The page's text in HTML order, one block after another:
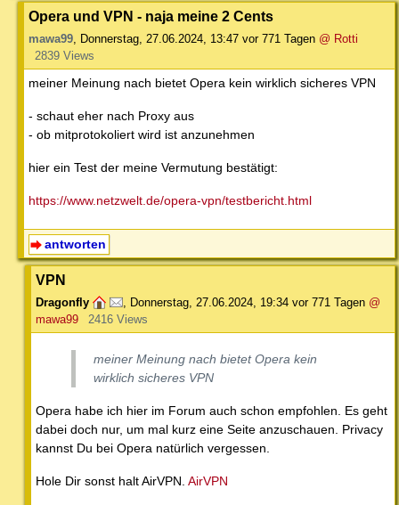
Opera und VPN - naja meine 2 Cents
mawa99, Donnerstag, 27.06.2024, 13:47 vor 771 Tagen @ Rotti
2839 Views
meiner Meinung nach bietet Opera kein wirklich sicheres VPN
- schaut eher nach Proxy aus
- ob mitprotokoliert wird ist anzunehmen
hier ein Test der meine Vermutung bestätigt:
https://www.netzwelt.de/opera-vpn/testbericht.html
antworten
VPN
Dragonfly , Donnerstag, 27.06.2024, 19:34 vor 771 Tagen @
mawa99
2416 Views
meiner Meinung nach bietet Opera kein
wirklich sicheres VPN
Opera habe ich hier im Forum auch schon empfohlen. Es geht
dabei doch nur, um mal kurz eine Seite anzuschauen. Privacy
kannst Du bei Opera natürlich vergessen.
Hole Dir sonst halt AirVPN. AirVPN